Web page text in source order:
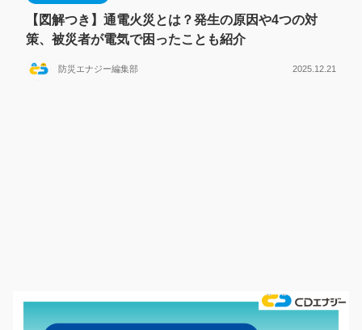
【図解つき】通電火災とは？発生の原因や4つの対
策、被災者が電気で困ったことも紹介
防災エナジー編集部 2025.12.21